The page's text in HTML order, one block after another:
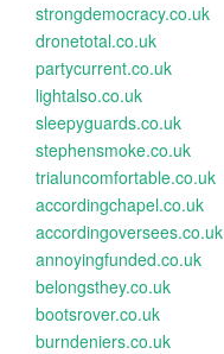
strongdemocracy.co.uk
dronetotal.co.uk
partycurrent.co.uk
lightalso.co.uk
sleepyguards.co.uk
stephensmoke.co.uk
trialuncomfortable.co.uk
accordingchapel.co.uk
accordingoversees.co.uk
annoyingfunded.co.uk
belongsthey.co.uk
bootsrover.co.uk
burndeniers.co.uk